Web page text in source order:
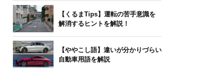
【くるまTips】運転の苦手意識を
解消するヒントを解説！
【ややこし語】違いが分かりづらい
自動車用語を解説